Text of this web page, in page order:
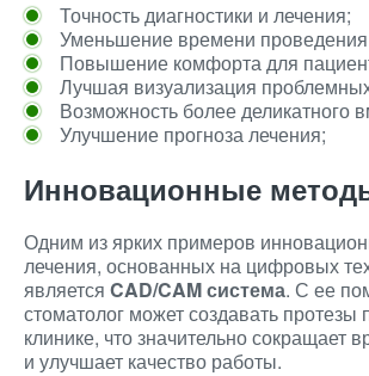
Точность диагностики и лечения;
Уменьшение времени
Повышение комфорта для
Лучшая визуализация
Возможность более деликатного
Улучшение прогноза лечения;
Инновационные
Одним из ярких примеров
лечения, основанных на цифровых
является CAD/CAM система. С ее
стоматолог может создавать протезы
клинике, что значительно сокращает
и улучшает качество работы.